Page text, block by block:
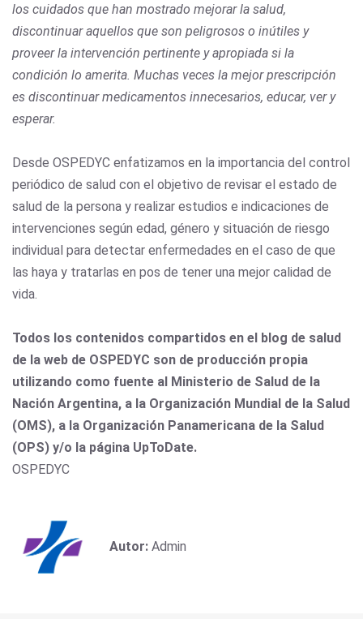
los cuidados que han mostrado mejorar la salud,
discontinuar aquellos que son peligrosos o inútiles y
proveer la intervención pertinente y apropiada si la
condición lo amerita. Muchas veces la mejor prescripción
es discontinuar medicamentos innecesarios, educar, ver y
esperar.
Desde OSPEDYC enfatizamos en la importancia del control
periódico de salud con el objetivo de revisar el estado de
salud de la persona y realizar estudios e indicaciones de
intervenciones según edad, género y situación de riesgo
individual para detectar enfermedades en el caso de que
las haya y tratarlas en pos de tener una mejor calidad de
vida.
Todos los contenidos compartidos en el blog de salud
de la web de OSPEDYC son de producción propia
utilizando como fuente al Ministerio de Salud de la
Nación Argentina, a la Organización Mundial de la Salud
(OMS), a la Organización Panamericana de la Salud
(OPS) y/o la página UpToDate.
OSPEDYC
Autor: Admin